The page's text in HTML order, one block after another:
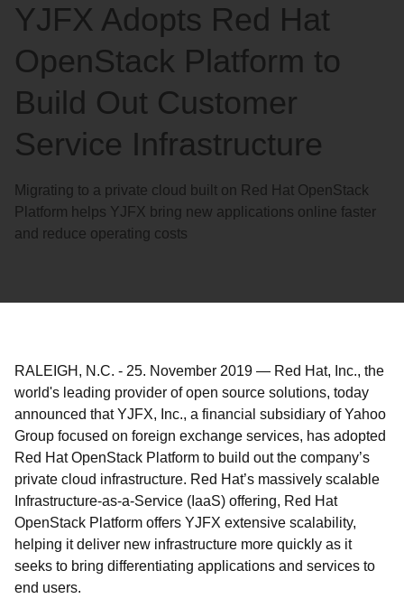
YJFX Adopts Red Hat
OpenStack Platform to
Build Out Customer
Service Infrastructure
Migrating to a private cloud built on Red Hat OpenStack
Platform helps YJFX bring new applications online faster
and reduce operating costs
RALEIGH, N.C. - 25. November 2019 — Red Hat, Inc., the
world's leading provider of open source solutions, today
announced that YJFX, Inc., a financial subsidiary of Yahoo
Group focused on foreign exchange services, has adopted
Red Hat OpenStack Platform to build out the company’s
private cloud infrastructure. Red Hat’s massively scalable
Infrastructure-as-a-Service (IaaS) offering, Red Hat
OpenStack Platform offers YJFX extensive scalability,
helping it deliver new infrastructure more quickly as it
seeks to bring differentiating applications and services to
end users.